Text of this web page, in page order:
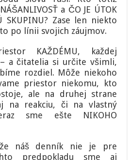
a ČO JE ÚTOK
SKUPINU? Zase len niekto
po línii svojich záujmov.
KAŽDÉMU, každej
a čitatelia si určite všimli,
rozdiel. Môže niekoho
priestor niekomu, kto
ale na druhej strane
na reakciu, či na vlastný
sme ešte NIKOHO
náš denník nie je pre
predpokladu sme aj